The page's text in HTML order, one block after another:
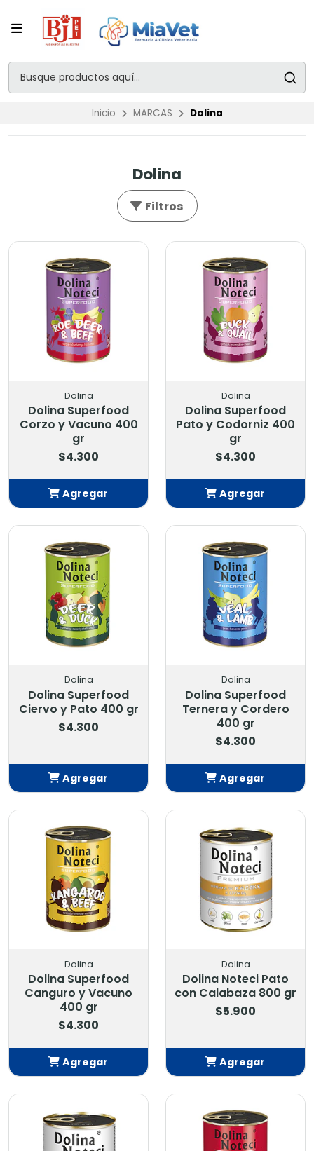
Inicio MARCAS Dolina
Dolina
Filtros
Dolina
Dolina Superfood
Corzo y Vacuno 400
gr
$4.300
Agregar
Añadido
Dolina
Dolina Superfood
Pato y Codorniz 400
gr
$4.300
Agregar
Añadido
Dolina
Dolina Superfood
Ciervo y Pato 400 gr
$4.300
Agregar
Dolina
Dolina Superfood
Ternera y Cordero
400 gr
$4.300
Agregar
Dolina
Dolina Superfood
Canguro y Vacuno
400 gr
$4.300
Agregar
Añadido
Dolina
Dolina Noteci Pato
con Calabaza 800 gr
$5.900
Agregar
Añadido